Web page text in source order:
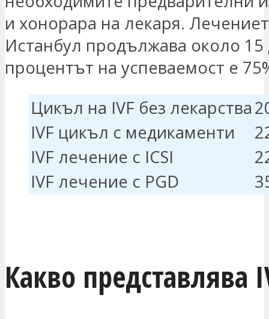
и хонорара на лекаря.
Истанбул продължава около 15
процентът на успеваемост е
Цикъл на IVF без лекарства
IVF цикъл с медикаменти
IVF лечение с ICSI
IVF лечение с PGD
Какво представлява